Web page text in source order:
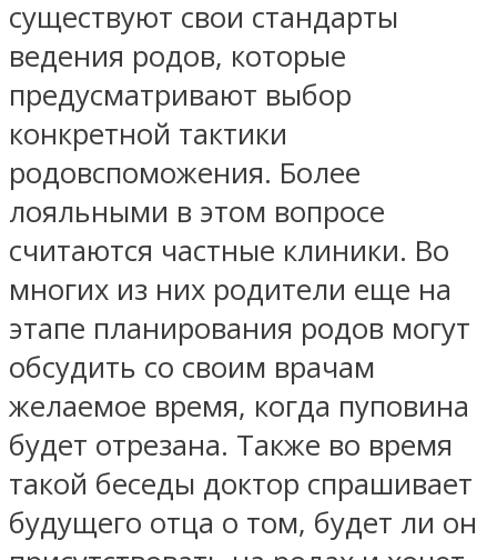
существуют свои стандарты
ведения родов, которые
предусматривают выбор
конкретной тактики
родовспоможения. Более
лояльными в этом вопросе
считаются частные клиники. Во
многих из них родители еще на
этапе планирования родов могут
обсудить со своим врачам
желаемое время, когда пуповина
будет отрезана. Также во время
такой беседы доктор спрашивает
будущего отца о том, будет ли он